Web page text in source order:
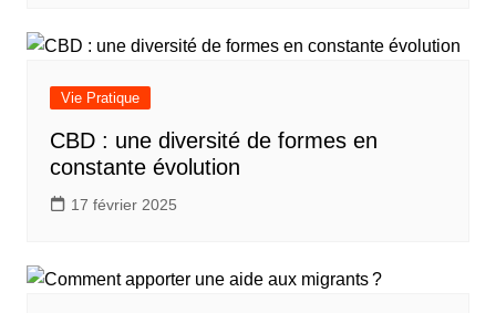
Vie Pratique
CBD : une diversité de formes en
constante évolution
17 février 2025